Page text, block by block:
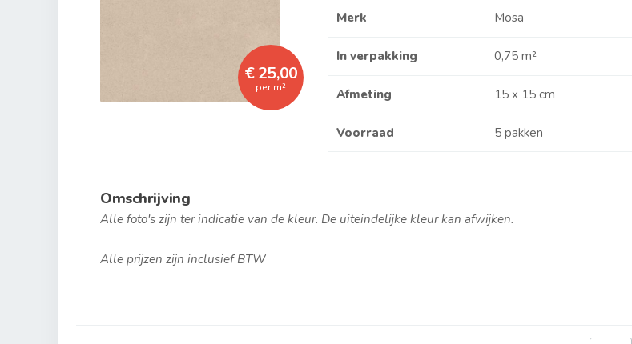
€ 25,00
per m²
Merk Mosa
In verpakking 0,75 m²
Afmeting 15 x 15 cm
Voorraad 5 pakken
Omschrijving
Alle foto's zijn ter indicatie van de kleur. De uiteindelijke kleur kan afwijken.
Alle prijzen zijn inclusief BTW